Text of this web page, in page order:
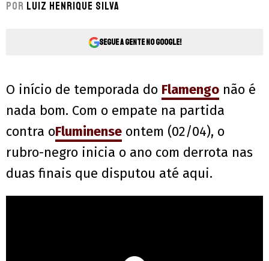
Por Luiz Henrique Silva
Segue a gente no Google!
O início de temporada do Flamengo não é
nada bom. Com o empate na partida
contra oFluminense ontem (02/04), o
rubro-negro inicia o ano com derrota nas
duas finais que disputou até aqui.